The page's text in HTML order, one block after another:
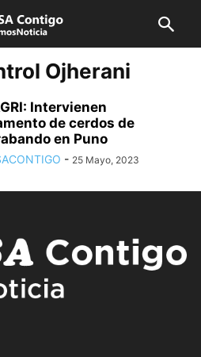
Ojherani
Intervienen
de cerdos de
en Puno
- 25 Mayo, 2023